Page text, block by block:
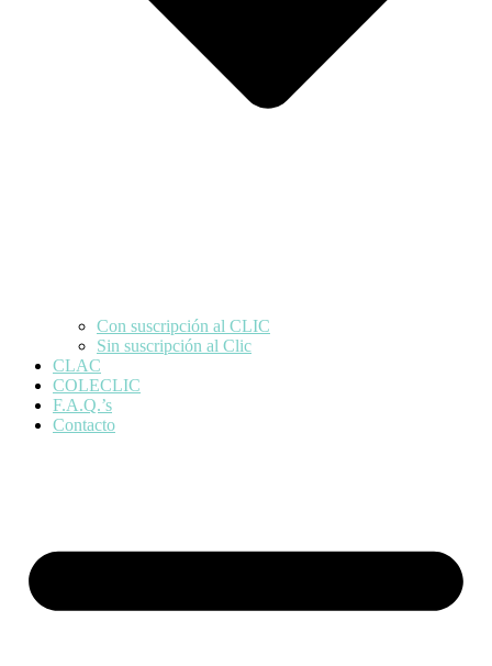
Con suscripción al CLIC
Sin suscripción al Clic
CLAC
COLECLIC
F.A.Q.’s
Contacto